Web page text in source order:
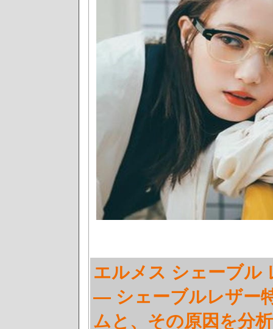
エルメス シェーブル
— シェーブルレザー
ムと、その原因を分